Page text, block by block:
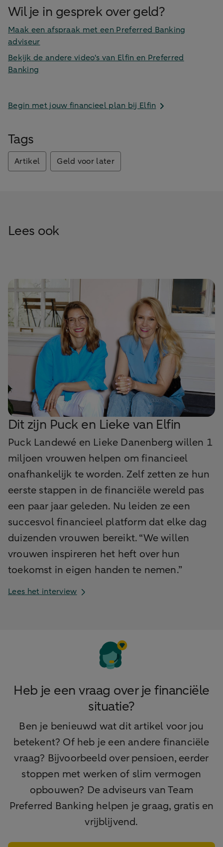
Wil je in gesprek over geld?
Maak een afspraak met een Preferred Banking
adviseur
Bekijk de andere video's van Elfin en Preferred
Banking
Begin met jouw financieel plan bij Elfin
Tags
Artikel Geld voor later
Lees ook
Dit zijn Puck en Lieke van Elfin
Puck Landewé en Lieke Danenberg willen 1
miljoen vrouwen helpen om financieel
onafhankelijk te worden. Zelf zetten ze hun
eerste stappen in de financiële wereld pas
een paar jaar geleden. Nu leiden ze een
succesvol financieel platform dat elke dag
duizenden vrouwen bereikt. “We willen
vrouwen inspireren het heft over hun
toekomst in eigen handen te nemen.”
Lees het interview
Heb je een vraag over je financiële
situatie?
Ben je benieuwd wat dit artikel voor jou
betekent? Of heb je een andere financiële
vraag? Bijvoorbeeld over pensioen, eerder
stoppen met werken of slim vermogen
opbouwen? De adviseurs van Team
Preferred Banking helpen je graag, gratis en
vrijblijvend.